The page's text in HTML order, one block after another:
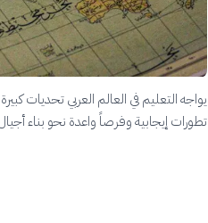
يواجه التعليم في العالم العربي تحديات
تطورات إيجابية وفرصاً واعدة نحو بناء